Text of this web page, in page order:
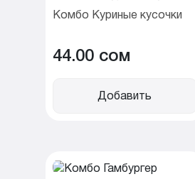
Комбо Куриные кусочки
44.00 cом
Добавить